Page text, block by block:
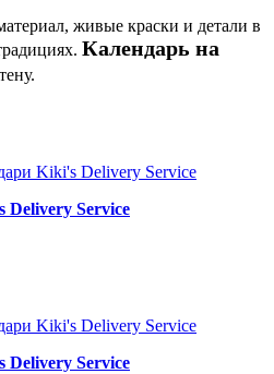
живые краски и детали в
Календарь на
Delivery Service
Delivery Service